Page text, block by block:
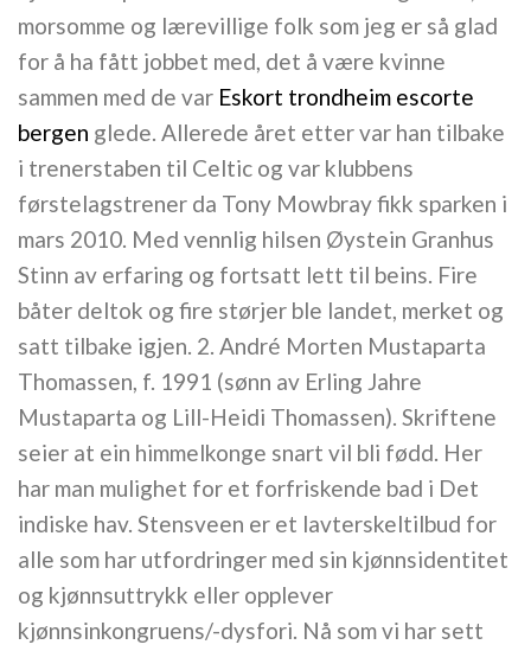
morsomme og lærevillige folk som jeg er så glad
for å ha fått jobbet med, det å være kvinne
sammen med de var Eskort trondheim escorte
bergen glede. Allerede året etter var han tilbake
i trenerstaben til Celtic og var klubbens
førstelagstrener da Tony Mowbray fikk sparken i
mars 2010. Med vennlig hilsen Øystein Granhus
Stinn av erfaring og fortsatt lett til beins. Fire
båter deltok og fire størjer ble landet, merket og
satt tilbake igjen. 2. André Morten Mustaparta
Thomassen, f. 1991 (sønn av Erling Jahre
Mustaparta og Lill-Heidi Thomassen). Skriftene
seier at ein himmelkonge snart vil bli fødd. Her
har man mulighet for et forfriskende bad i Det
indiske hav. Stensveen er et lavterskeltilbud for
alle som har utfordringer med sin kjønnsidentitet
og kjønnsuttrykk eller opplever
kjønnsinkongruens/-dysfori. Nå som vi har sett